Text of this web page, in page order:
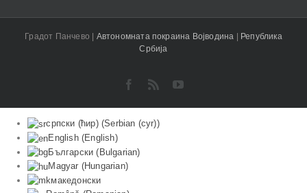
Градот Панчево | Aвтономната покраина Војводина
Република
Србија
Facebook
Rss YouTube
српски (ћир)(Serbian (cyr))
English(English)
Български (Bulgarian)
Magyar (Hungarian)
македонски